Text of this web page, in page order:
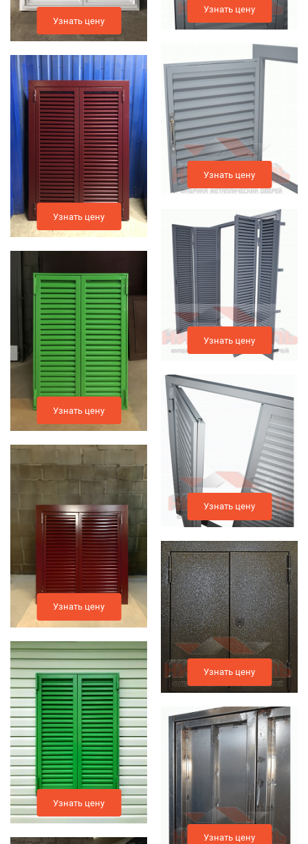
Узнать цену
Узнать цену
Узнать цену
Узнать цену
Узнать цену
Узнать цену
Узнать цену
Узнать цену
Узнать цену
Узнать цену
Узнать цену